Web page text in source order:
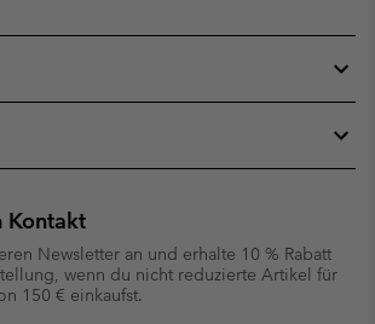
Kontakt
Newsletter an und erhalte 10 % Rabatt
wenn du nicht reduzierte Artikel für
150 € einkaufst.